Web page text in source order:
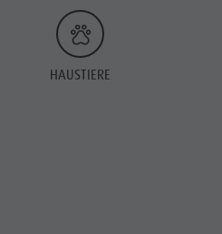
HAUSTIERE